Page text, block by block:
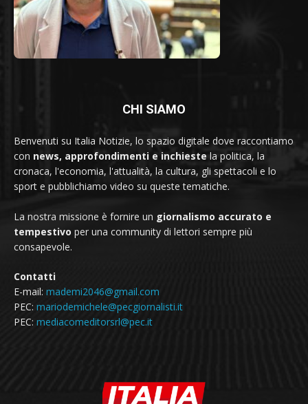
CHI SIAMO
Benvenuti su Italia Notizie, lo spazio digitale dove raccontiamo
con news, approfondimenti e inchieste la politica, la
cronaca, l'economia, l'attualità, la cultura, gli spettacoli e lo
sport e pubblichiamo video su queste tematiche.
La nostra missione è fornire un giornalismo accurato e
tempestivo per una community di lettori sempre più
consapevole.
Contatti
E-mail: mademi2046@gmail.com
PEC: mariodemichele@pecgiornalisti.it
PEC: mediacomeditorsrl@pec.it